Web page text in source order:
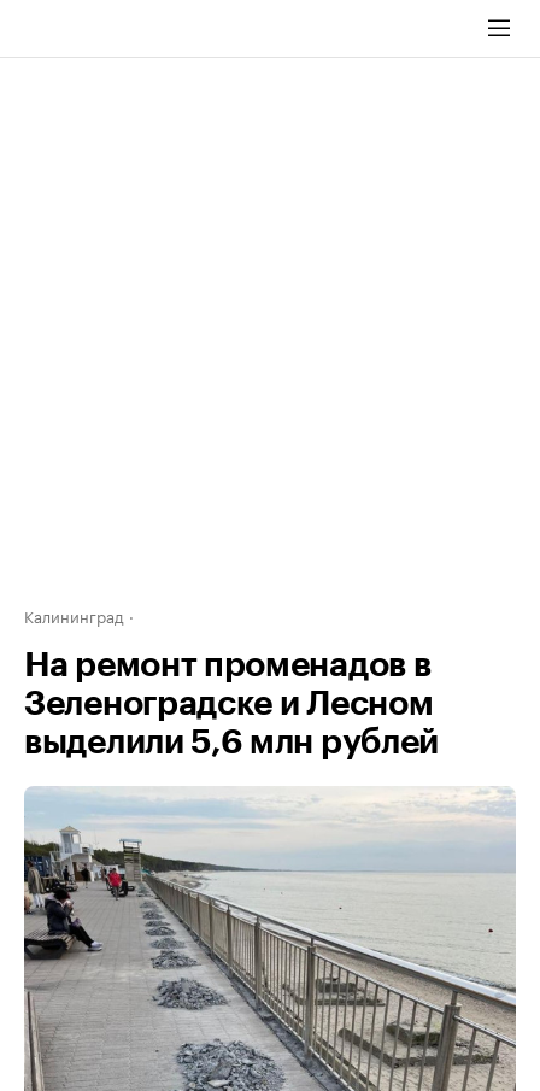
Калининград
На ремонт променадов в
Зеленоградске и Лесном
выделили 5,6 млн рублей